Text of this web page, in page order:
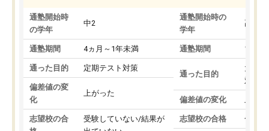
通塾開始時
の学年
中2
通塾期間 4ヵ月～1年未満
通った目的 定期テスト対策
偏差値の変
化
上がった
志望校の合
受験していない/結果が
通塾開始時の
学年
高3
通塾期間 1～3
通った目的
大学
対策
偏差値の変化 上が
志望校の合格 合格